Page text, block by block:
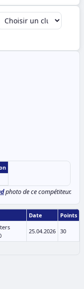
photo de ce compétiteur.
Date Points
25.04.2026 30